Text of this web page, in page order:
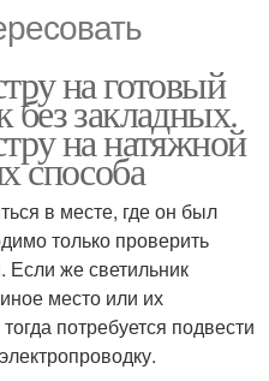
на готовый
без закладных.
на натяжной
способа
в месте, где он был
только проверить
Если же светильник
место или их
потребуется подвести